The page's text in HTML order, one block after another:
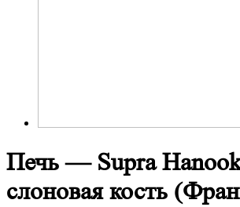
Печь — Supra
слоновая кость